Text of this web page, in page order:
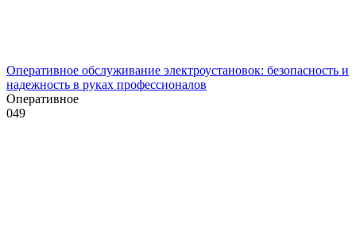
Оперативное обслуживание электроустановок: безопасность и
надежность в руках профессионалов
Оперативное
049